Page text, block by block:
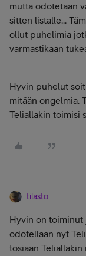
mutta odotetaan
sitten listalle...
ollut puhelimia
varmastikaan
Hyvin puhelut
mitään ongelmia.
Teliallakin toimisi
tilasto
Hyvin on toiminut
odotellaan nyt
tosiaan